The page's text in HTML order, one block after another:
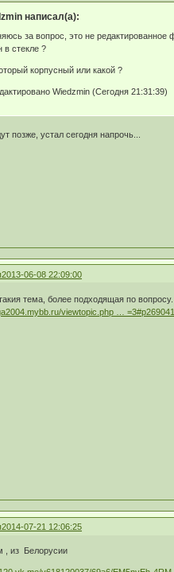
написал(а):
за вопрос, это не
в стекле ?
корпусный или какой ?
Wiedzmin (Сегодня 21:31:39)
позже, устал сегодня напрочь...
2013-06-08 22:09:00
тема, более подходящая по
viewtopic.php … =3#p269041
2014-07-21 12:06:25
, из Белорусии